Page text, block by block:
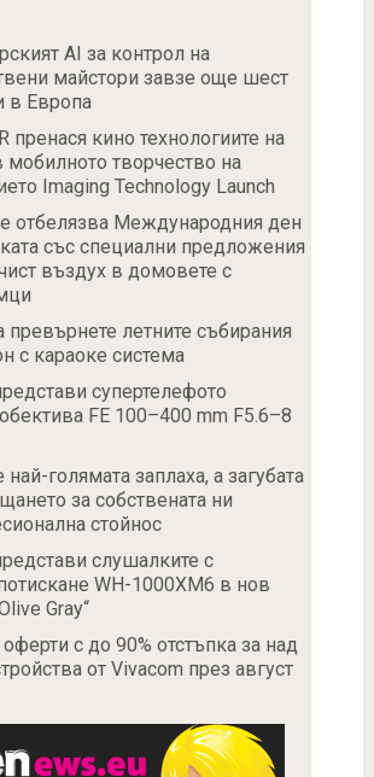
AI за контрол на
майстори завзе още шест
в Европа
пренася кино технологиите на
мобилното творчество на
Imaging Technology Launch
отбелязва Международния ден
със специални предложения
въздух в домовете с
превърнете летните събирания
с караоке система
супертелефото
FE 100–400 mm F5.6–8
най-голямата заплаха, а загубата
за собствената ни
стойнос
слушалките с
WH-1000XM6 в нов
Gray“
с до 90% отстъпка за над
от Vivacom през август